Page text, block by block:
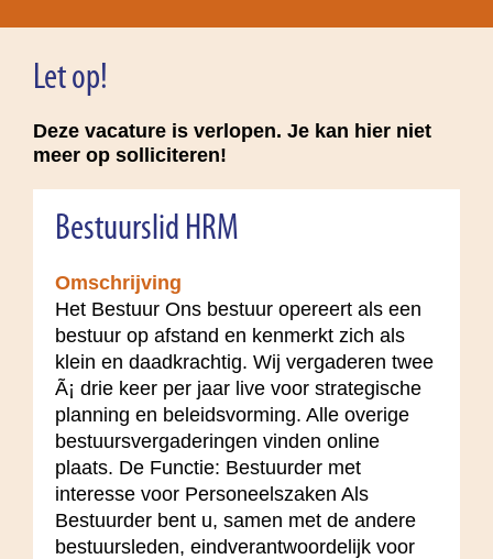
Let op!
Deze vacature is verlopen. Je kan hier niet
meer op solliciteren!
Bestuurslid HRM
Omschrijving
Het Bestuur Ons bestuur opereert als een
bestuur op afstand en kenmerkt zich als
klein en daadkrachtig. Wij vergaderen twee
Ã¡ drie keer per jaar live voor strategische
planning en beleidsvorming. Alle overige
bestuursvergaderingen vinden online
plaats. De Functie: Bestuurder met
interesse voor Personeelszaken Als
Bestuurder bent u, samen met de andere
bestuursleden, eindverantwoordelijk voor